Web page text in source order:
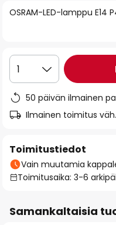
of
gallery
OSRAM-LED-lamppu
1
50 päivän ilmainen
Ilmainen toimitus
Toimitustiedot
Vain muutamia
Toimitusaika: 3-6
Samankaltaisia